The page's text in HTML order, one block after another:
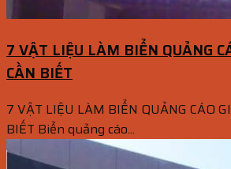
7 VẬT LIỆU LÀM BIỂN QUẢNG
CẦN BIẾT
7 VẬT LIỆU LÀM BIỂN QUẢNG CÁO
BIẾT Biển quảng cáo...